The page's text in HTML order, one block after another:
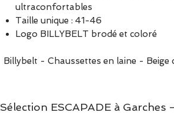
ultraconfortables
Taille unique : 41-46
Logo BILLYBELT brodé et coloré
Billybelt - Chaussettes en laine - Beige
Sélection ESCAPADE à